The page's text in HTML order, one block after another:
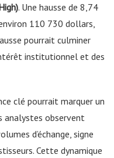
. Une hausse de 8,74
110 730 dollars,
pourrait culminer
institutionnel et des
clé pourrait marquer un
analystes observent
d’échange, signe
Cette dynamique